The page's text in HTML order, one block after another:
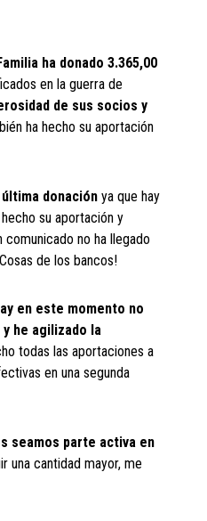
ha donado 3.365,00
en la guerra de
de sus socios y
ha hecho su aportación
donación ya que hay
su aportación y
comunicado no ha llegado
de los bancos!
en este momento no
he agilizado la
todas las aportaciones a
en una segunda
seamos parte activa en
una cantidad mayor, me